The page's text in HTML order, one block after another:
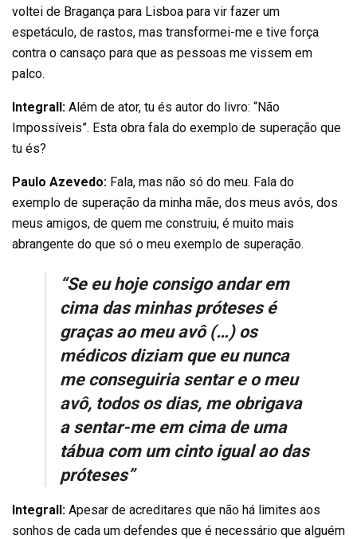
voltei de Bragança para Lisboa para vir fazer um
espetáculo, de rastos, mas transformei-me e tive força
contra o cansaço para que as pessoas me vissem em
palco.
Integrall: Além de ator, tu és autor do livro: “Não
Impossíveis”. Esta obra fala do exemplo de superação que
tu és?
Paulo Azevedo: Fala, mas não só do meu. Fala do
exemplo de superação da minha mãe, dos meus avós, dos
meus amigos, de quem me construiu, é muito mais
abrangente do que só o meu exemplo de superação.
“Se eu hoje consigo andar em
cima das minhas próteses é
graças ao meu avô (…) os
médicos diziam que eu nunca
me conseguiria sentar e o meu
avô, todos os dias, me obrigava
a sentar-me em cima de uma
tábua com um cinto igual ao das
próteses”
Integrall: Apesar de acreditares que não há limites aos
sonhos de cada um defendes que é necessário que alguém